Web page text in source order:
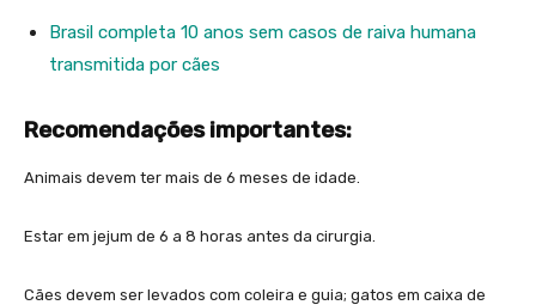
Brasil completa 10 anos sem casos de raiva humana
transmitida por cães
Recomendações importantes:
Animais devem ter mais de 6 meses de idade.
Estar em jejum de 6 a 8 horas antes da cirurgia.
Cães devem ser levados com coleira e guia; gatos em caixa de